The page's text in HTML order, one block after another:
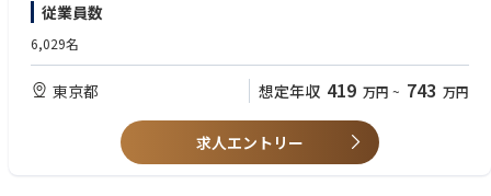
も45％と高い水準です
全国に800店舗以上展開。転居の際も店舗を異動するだけでスムーズに新
生活スタートが可能です
＜薬剤師として成長、活躍できる環境＞
中途入社者への導入・フォロー研修が充実しており、安心してキャリアを
スタートしていただけます
従業員数
6,029名
東京都 想定年収 419 万円 ~ 743 万円
求人エントリー